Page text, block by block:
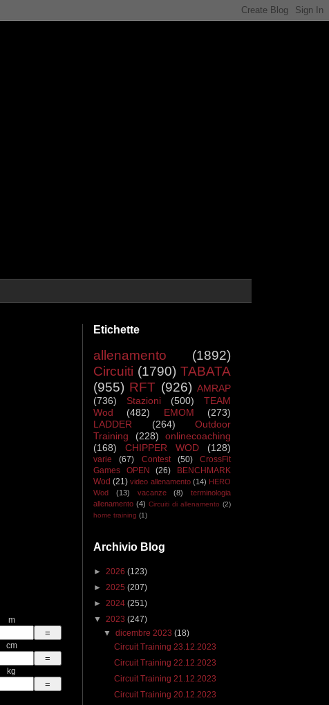
m
cm
kg
Etichette
allenamento
(1892)
Circuiti (1790) TABATA
(955) RFT (926) AMRAP
(736)
Stazioni (500)
TEAM
Wod
(482) EMOM
(273)
LADDER
(264)
Outdoor
Training
(228)
onlinecoaching
(168)
CHIPPER WOD (128)
varie (67) Contest (50)
CrossFit
Games OPEN
(26)
BENCHMARK
Wod (21) video allenamento (14) HERO
Wod
(13) vacanze (8)
terminologia
allenamento (4) Circuiti di allenamento (2)
home training (1)
Archivio Blog
► 2026 (123)
► 2025 (207)
► 2024 (251)
▼ 2023 (247)
▼dicembre 2023(18)
Circuit Training 23.12.2023
Circuit Training 22.12.2023
Circuit Training 21.12.2023
Circuit Training 20.12.2023